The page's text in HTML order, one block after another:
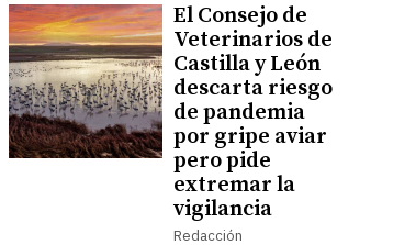
El Consejo de
Veterinarios de
Castilla y León
descarta riesgo
de pandemia
por gripe aviar
pero pide
extremar la
vigilancia
Redacción